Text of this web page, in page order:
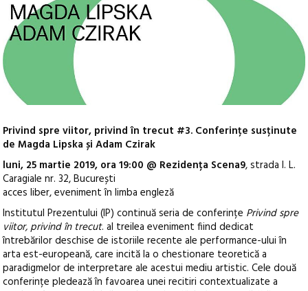
Privind spre viitor, privind în trecut #3. Conferințe susținute
de Magda Lipska și Adam Czirak
luni, 25 martie 2019, ora 19:00 @ Rezidența Scena9, strada I. L.
Caragiale nr. 32, București
acces liber, eveniment în limba engleză
Institutul Prezentului (IP) continuă seria de conferințe Privind spre
viitor, privind în trecut. al treilea eveniment fiind dedicat
întrebărilor deschise de istoriile recente ale performance-ului în
arta est-europeană, care incită la o chestionare teoretică a
paradigmelor de interpretare ale acestui mediu artistic. Cele două
conferințe pledează în favoarea unei recitiri contextualizate a